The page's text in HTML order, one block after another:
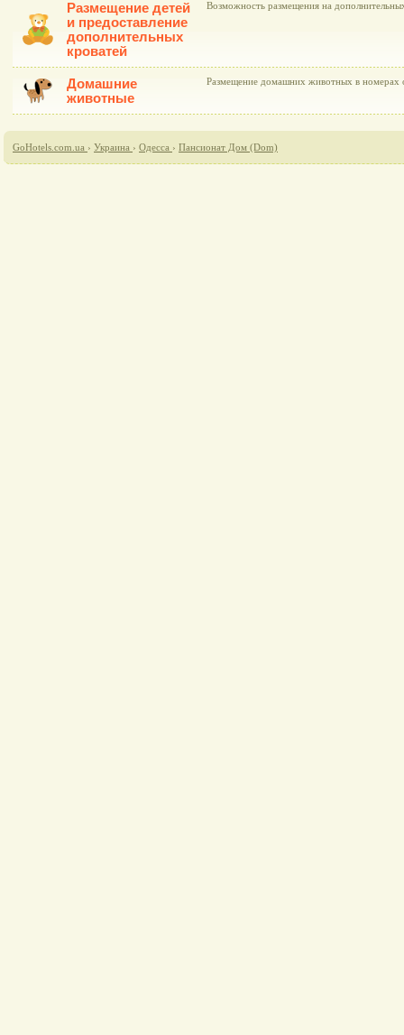
Размещение детей
и предоставление
дополнительных
кроватей
Возможность размещения на
Домашние
животные
Размещение домашних животных в номерах
GoHotels.com.ua › Украина › Одесса › Пансионат Дом (Dom)